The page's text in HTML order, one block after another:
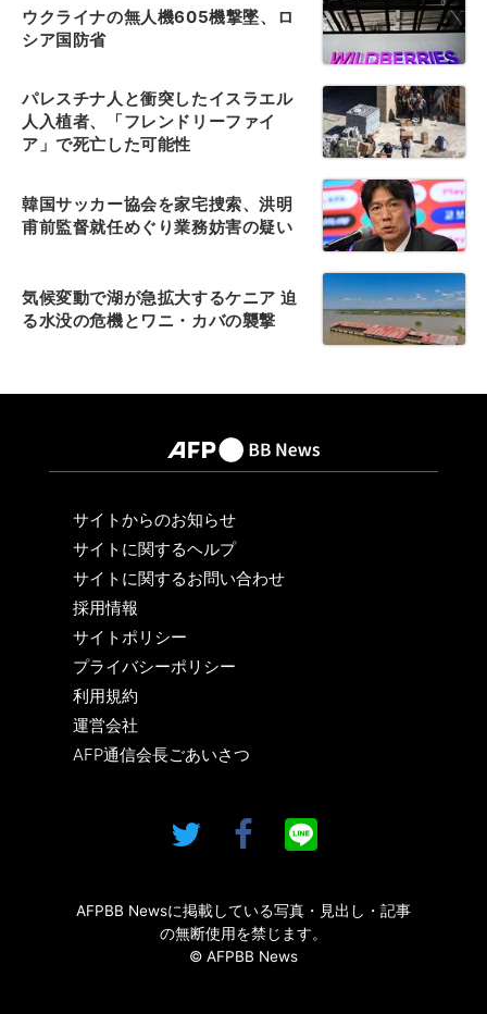
ウクライナの無人機605機撃墜、ロ
シア国防省
パレスチナ人と衝突したイスラエル
人入植者、「フレンドリーファイ
ア」で死亡した可能性
韓国サッカー協会を家宅捜索、洪明
甫前監督就任めぐり業務妨害の疑い
気候変動で湖が急拡大するケニア 迫
る水没の危機とワニ・カバの襲撃
サイトからのお知らせ
サイトに関するヘルプ
サイトに関するお問い合わせ
採用情報
サイトポリシー
プライバシーポリシー
利用規約
運営会社
AFP通信会長ごあいさつ
AFPBB Newsに掲載している写真・見出し・記事
の無断使用を禁じます。
© AFPBB News